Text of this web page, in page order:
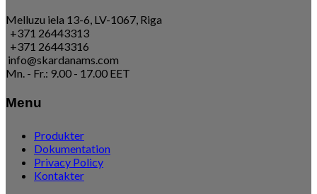
Melluzu iela 13-6, LV-1067, Riga
+371 26443313
+371 26443316
info@skardanams.com
Mn. - Fr.: 9.00 - 17.00 EET
Menu
Produkter
Dokumentation
Privacy Policy
Kontakter